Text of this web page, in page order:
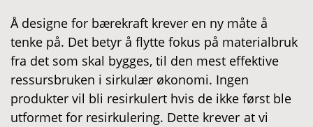
Å designe for bærekraft krever en ny måte å
tenke på. Det betyr å flytte fokus på materialbruk
fra det som skal bygges, til den mest effektive
ressursbruken i sirkulær økonomi. Ingen
produkter vil bli resirkulert hvis de ikke først ble
utformet for resirkulering. Dette krever at vi